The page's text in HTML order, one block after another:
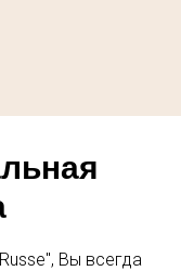
Вы всегда